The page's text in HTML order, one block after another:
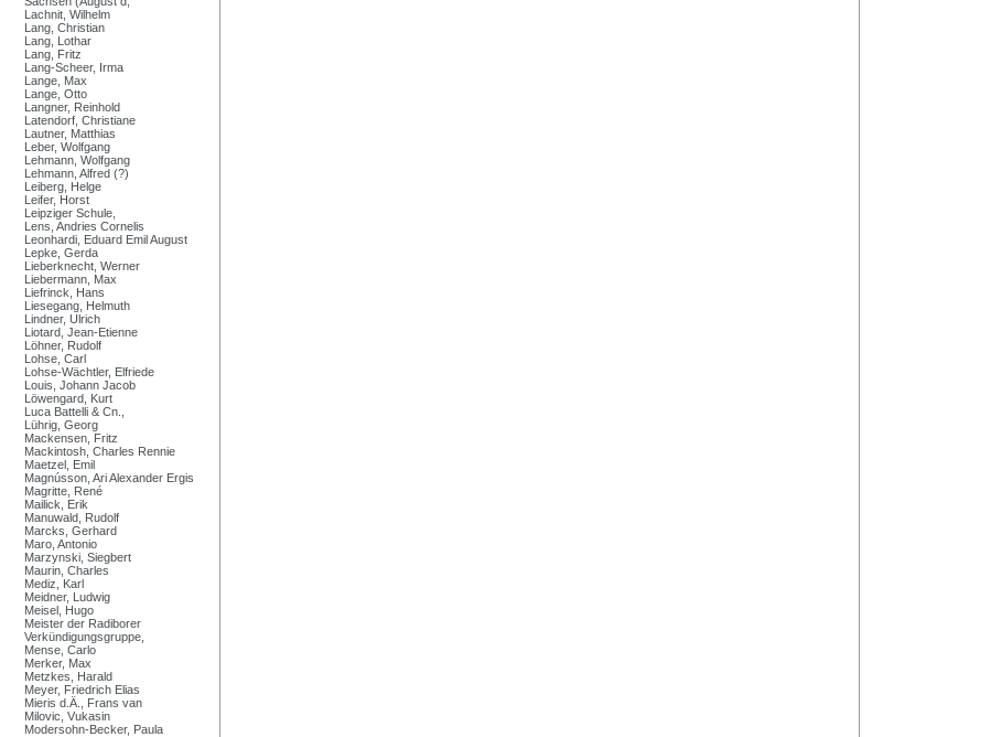
Lachnit, Wilhelm
Lang, Christian
Lang, Lothar
Lang, Fritz
Lang-Scheer, Irma
Lange, Max
Lange, Otto
Langner, Reinhold
Latendorf, Christiane
Lautner, Matthias
Leber, Wolfgang
Lehmann, Wolfgang
Lehmann, Alfred (?)
Leiberg, Helge
Leifer, Horst
Leipziger Schule,
Lens, Andries Cornelis
Leonhardi, Eduard Emil August
Lepke, Gerda
Lieberknecht, Werner
Liebermann, Max
Liefrinck, Hans
Liesegang, Helmuth
Lindner, Ulrich
Liotard, Jean-Etienne
Löhner, Rudolf
Lohse, Carl
Lohse-Wächtler, Elfriede
Louis, Johann Jacob
Löwengard, Kurt
Luca Battelli & Cn.,
Lührig, Georg
Mackensen, Fritz
Mackintosh, Charles Rennie
Maetzel, Emil
Magnússon, Ari Alexander Ergis
Magritte, René
Mailick, Erik
Manuwald, Rudolf
Marcks, Gerhard
Maro, Antonio
Marzynski, Siegbert
Maurin, Charles
Mediz, Karl
Meidner, Ludwig
Meisel, Hugo
Meister der Radiborer
Verkündigungsgruppe,
Mense, Carlo
Merker, Max
Metzkes, Harald
Meyer, Friedrich Elias
Mieris d.Ä., Frans van
Milovic, Vukasin
Modersohn-Becker, Paula